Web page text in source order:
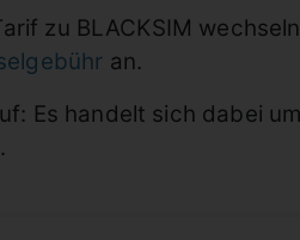
zu BLACKSIM
an.
Es handelt sich dabei